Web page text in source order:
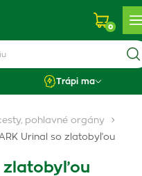
0
Trápi ma
pohlavné orgány
Urinal so zlatobyľou
zlatobyľou